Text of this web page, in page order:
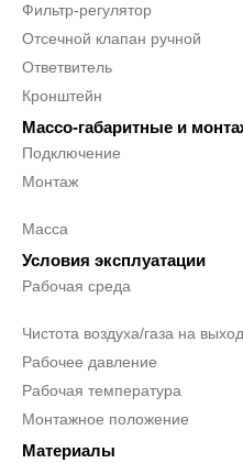
Фильтр-регулятор
Отсечной клапан ручной
Ответвитель
Кронштейн
Массо-габаритные и
Подключение
Монтаж
Масса
Условия эксплуатации
Рабочая среда
Чистота воздуха/газа на
Рабочее давление
Рабочая температура
Монтажное положение
Материалы